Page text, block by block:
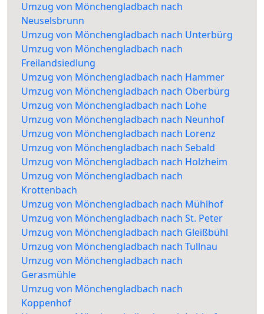
Umzug von Mönchengladbach nach
Neuselsbrunn
Umzug von Mönchengladbach nach Unterbürg
Umzug von Mönchengladbach nach
Freilandsiedlung
Umzug von Mönchengladbach nach Hammer
Umzug von Mönchengladbach nach Oberbürg
Umzug von Mönchengladbach nach Lohe
Umzug von Mönchengladbach nach Neunhof
Umzug von Mönchengladbach nach Lorenz
Umzug von Mönchengladbach nach Sebald
Umzug von Mönchengladbach nach Holzheim
Umzug von Mönchengladbach nach
Krottenbach
Umzug von Mönchengladbach nach Mühlhof
Umzug von Mönchengladbach nach St. Peter
Umzug von Mönchengladbach nach Gleißbühl
Umzug von Mönchengladbach nach Tullnau
Umzug von Mönchengladbach nach
Gerasmühle
Umzug von Mönchengladbach nach
Koppenhof